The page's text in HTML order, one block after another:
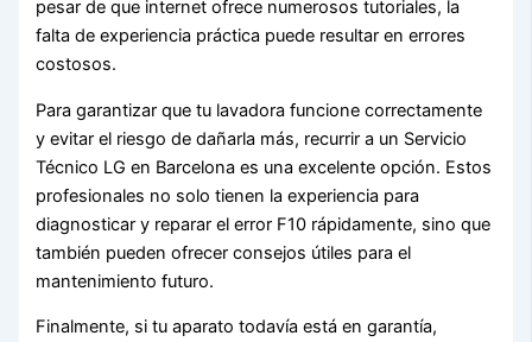
pesar de que internet ofrece numerosos tutoriales, la
falta de experiencia práctica puede resultar en errores
costosos.
Para garantizar que tu lavadora funcione correctamente
y evitar el riesgo de dañarla más, recurrir a un Servicio
Técnico LG en Barcelona es una excelente opción. Estos
profesionales no solo tienen la experiencia para
diagnosticar y reparar el error F10 rápidamente, sino que
también pueden ofrecer consejos útiles para el
mantenimiento futuro.
Finalmente, si tu aparato todavía está en garantía,